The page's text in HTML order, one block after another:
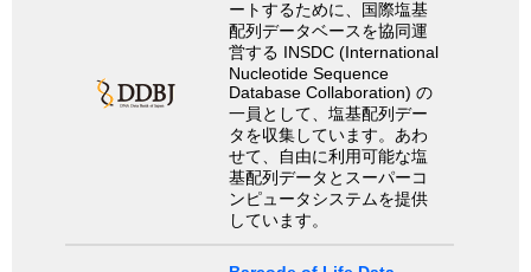
ートするために、国際塩基
配列データベースを協同運
営する INSDC (International
Nucleotide Sequence
Database Collaboration) の
一員として、塩基配列デー
タを収集しています。あわ
せて、自由に利用可能な塩
基配列データとスーパーコ
ンピュータシステムを提供
しています。